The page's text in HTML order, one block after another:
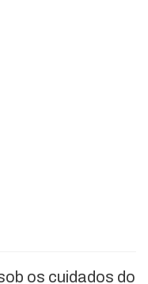
os cuidados do